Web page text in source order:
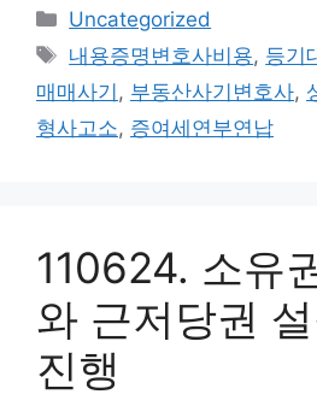
Categories
Uncategorized
Tags
내용증명변호사비용, 등기
매매사기 , 부동산사기변호사,
형사고소, 증여세연부연납
110624. 소유
와 근저당권
진행